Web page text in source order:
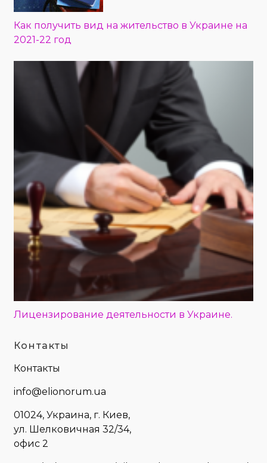
Как получить вид на жительство в Украине на
2021-22 год
Лицензирование деятельности в Украине.
Контакты
Контакты
info@elionorum.ua
01024, Украина, г. Киев,
ул. Шелковичная 32/34,
офис 2